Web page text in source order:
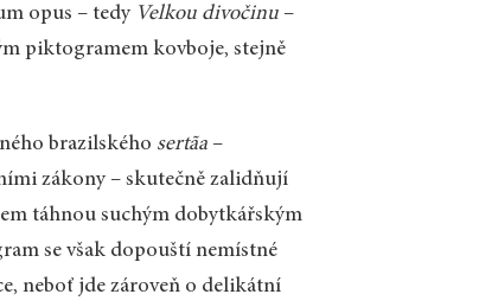
opus – tedy Velkou divočinu –
piktogramem kovboje, stejně
brazilského sertãa –
zákony – skutečně zalidňují
táhnou suchým dobytkářským
se však dopouští nemístné
neboť jde zároveň o delikátní